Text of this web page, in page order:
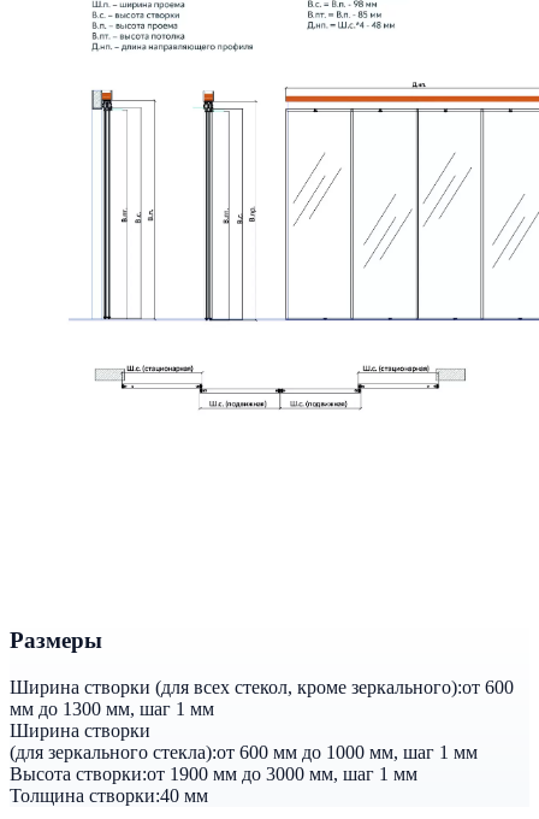
Размеры
Ширина створки (для всех стекол, кроме зеркального):от 600
мм до 1300 мм, шаг 1 мм
Ширина створки
(для зеркального стекла):от 600 мм до 1000 мм, шаг 1 мм
Высота створки:от 1900 мм до 3000 мм, шаг 1 мм
Толщина створки:40 мм